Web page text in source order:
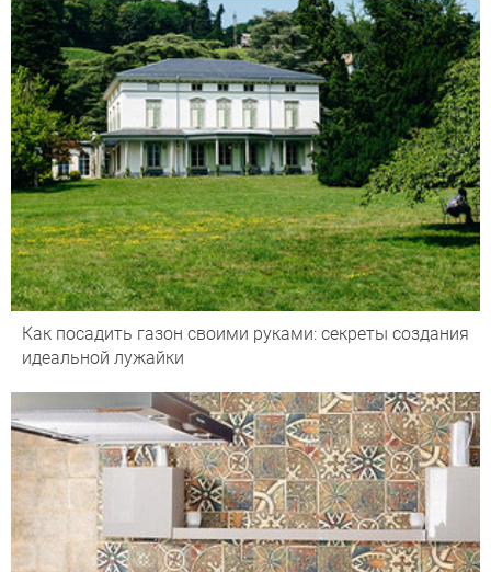
Как посадить газон своими руками: секреты создания
идеальной лужайки